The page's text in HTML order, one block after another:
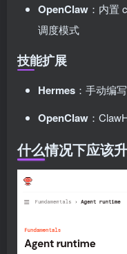
OpenClaw ：内置
调度模式
技能扩展
Hermes ：手动编
OpenClaw ：
什么情况下应该